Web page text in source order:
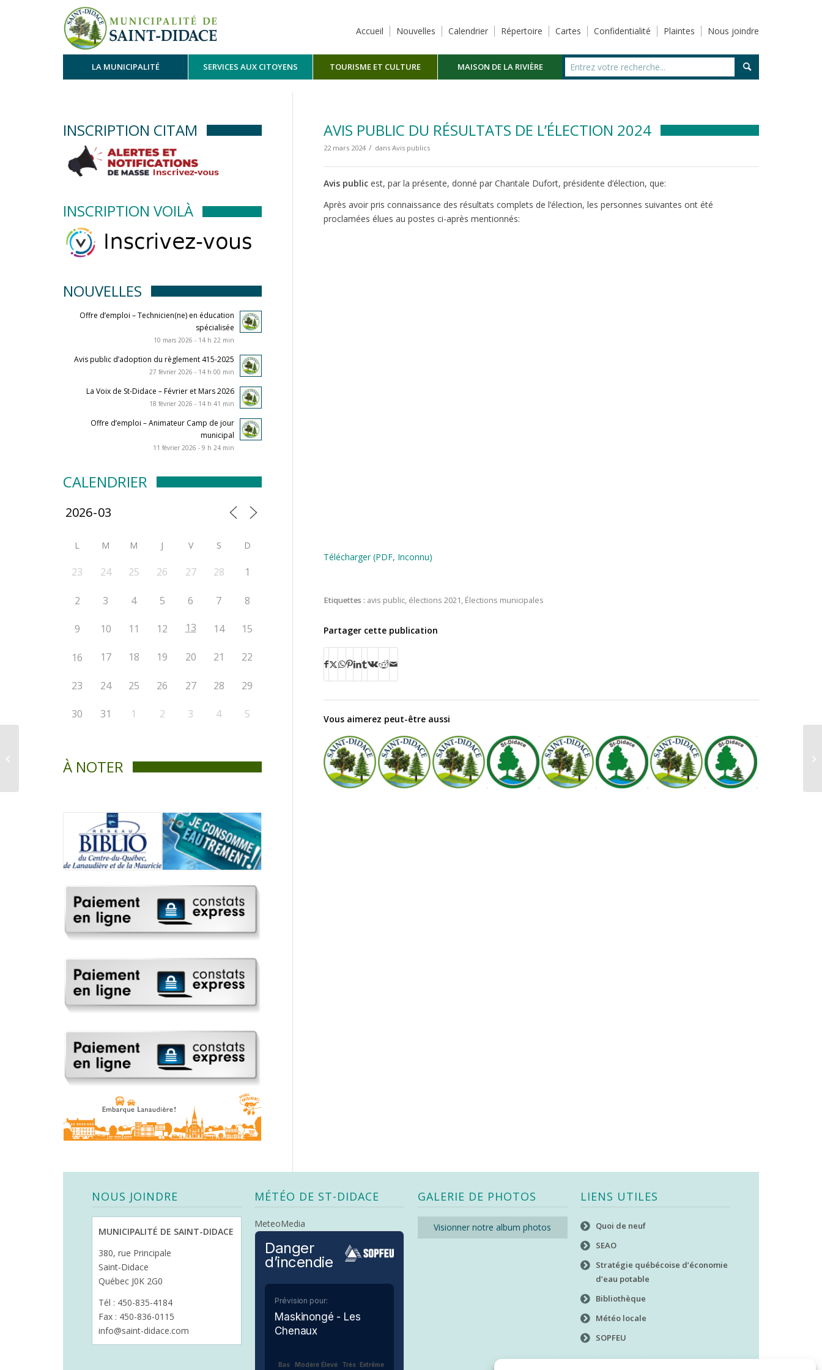
Accueil Nouvelles Calendrier Répertoire Cartes Confidentialité Plaintes Nous joindre
LA MUNICIPALITÉ SERVICES AUX CITOYENS TOURISME ET CULTURE MAISON DE LA RIVIÈRE
AVIS PUBLIC DU RÉSULTATS DE L’ÉLECTION 2024
22 mars 2024 / dans Avis publics
Avis publicest, par la présente, donné par Chantale Dufort, présidente d’élection, que:
Après avoir pris connaissance des résultats complets de l’élection, les personnes suivantes ont été
proclamées élues au postes ci-après mentionnés:
Télécharger (PDF, Inconnu)
Etiquettes : avis public, élections 2021, Élections municipales
Partager cette publication
Vous aimerez peut-être aussi
INSCRIPTION CITAM
INSCRIPTION VOILÀ
NOUVELLES
Offre d’emploi – Technicien(ne) en éducation
spécialisée
10 mars 2026 - 14 h 22 min
Avis public d’adoption du règlement 415-2025
27 février 2026 - 14 h 00 min
La Voix de St-Didace – Février et Mars 2026
18 février 2026 - 14 h 41 min
Offre d’emploi – Animateur Camp de jour
municipal
11 février 2026 - 9 h 24 min
CALENDRIER
L M M J V S D
23 24 25 26 27 28 1
2 3 4 5 6 7 8
9 10 11 12 13 14 15
16 17 18 19 20 21 22
23 24 25 26 27 28 29
30 31 1 2 3 4 5
À NOTER
NOUS JOINDRE
MUNICIPALITÉ DE SAINT-DIDACE
380, rue Principale
Saint-Didace
Québec J0K 2G0
Tél : 450-835-4184
Fax : 450-836-0115
info@saint-didace.com
MÉTÉO DE ST-DIDACE
MeteoMedia
Danger
d’incendie
Prévision pour:
Maskinongé - Les
Chenaux
Bas Modéré Élevé Très Extrême
GALERIE DE PHOTOS
Visionner notre album photos
LIENS UTILES
Quoi de neuf
SEAO
Stratégie québécoise d’économie
d’eau potable
Bibliothèque
Météo locale
SOPFEU
Assemblée publique
de consultation